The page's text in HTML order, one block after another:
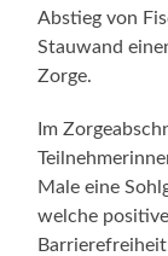
Abstieg von
Stauwand
Zorge.
Im
Male eine
welche